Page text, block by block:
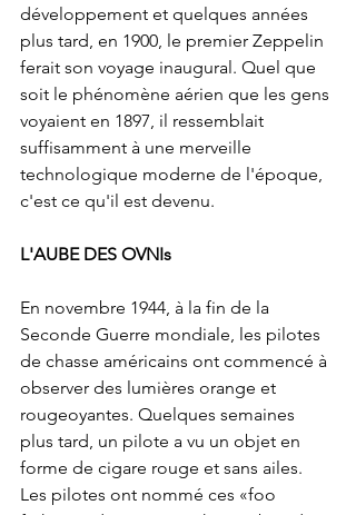
développement et quelques années
plus tard, en 1900, le premier Zeppelin
ferait son voyage inaugural. Quel que
soit le phénomène aérien que les gens
voyaient en 1897, il ressemblait
suffisamment à une merveille
technologique moderne de l'époque,
c'est ce qu'il est devenu.
L'AUBE DES OVNIs
En novembre 1944, à la fin de la
Seconde Guerre mondiale, les pilotes
de chasse américains ont commencé à
observer des lumières orange et
rougeoyantes. Quelques semaines
plus tard, un pilote a vu un objet en
forme de cigare rouge et sans ailes.
Les pilotes ont nommé ces «foo